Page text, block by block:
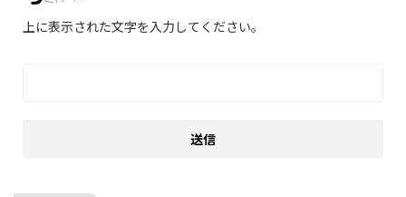
上に表示された文字を入力してください。